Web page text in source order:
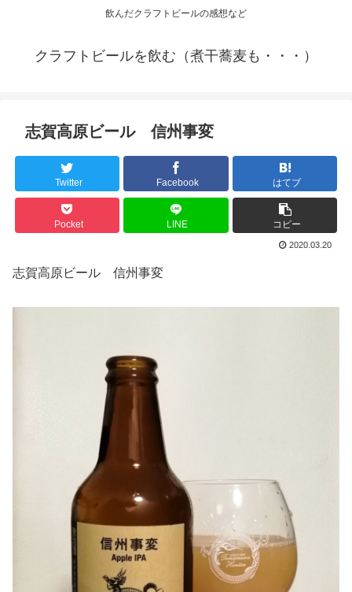
飲んだクラフトビールの感想など
クラフトビールを飲む（煮干蕎麦も・・・）
志賀高原ビール 信州事変
Twitter Facebook はてブ
Pocket LINE コピー
2020.03.20
志賀高原ビール 信州事変